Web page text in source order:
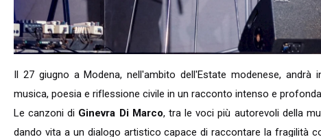
Il 27 giugno a Modena, nell'ambito dell'Estate modenese, andrà
musica, poesia e riflessione civile in un racconto intenso e
Le canzoni di Ginevra Di Marco, tra le voci più autorevoli della
dando vita a un dialogo artistico capace di raccontare la fragilità